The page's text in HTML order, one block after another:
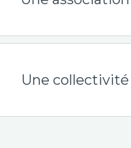
Une collectivité